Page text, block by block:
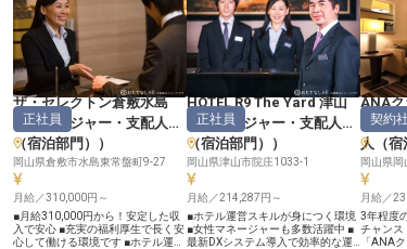
ザ・セレクトン倉敷水島
（マネージャー・支配人
（宿泊部門）
）
正社員
岡山県倉敷市水島東常盤町9-27
月給／310,000円～
■月給310,000円から！安定した収
入で安心 ■充実の福利厚生で長く安
心して働ける環境です ■ホテル運営
HOTEL R9 The Yard 津山
（マネージャー・支配人
（宿泊部門）
）
正社員
岡山県津山市院庄1033-1
月給／214,287円～
■ホテル運営スキルが身につく環境
■女性マネージャーも多数活躍中 ■
最新DXシステム導入で効率的な運
ANA
岡山（
人（宿
契約社
岡山県
月給／
3年程度
チャンス
「ANA